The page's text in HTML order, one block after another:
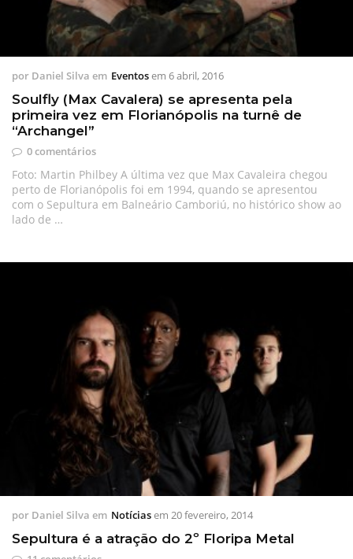
por Daniel Silva em Eventosem 6 abril, 2016
Soulfly (Max Cavalera) se apresenta pela
primeira vez em Florianópolis na turnê de
“Archangel”
0 comentários
Foto: Martin Philbey A última vez que Max Cavaleira chegou
perto de Florianópolis foi em 1994, quando se apresentou
com o Sepultura em Balneário Camboriú, no histórico show ao
lado de …
por Daniel Silva em Notíciasem 20 fevereiro, 2014
Sepultura é a atração do 2º Floripa Metal